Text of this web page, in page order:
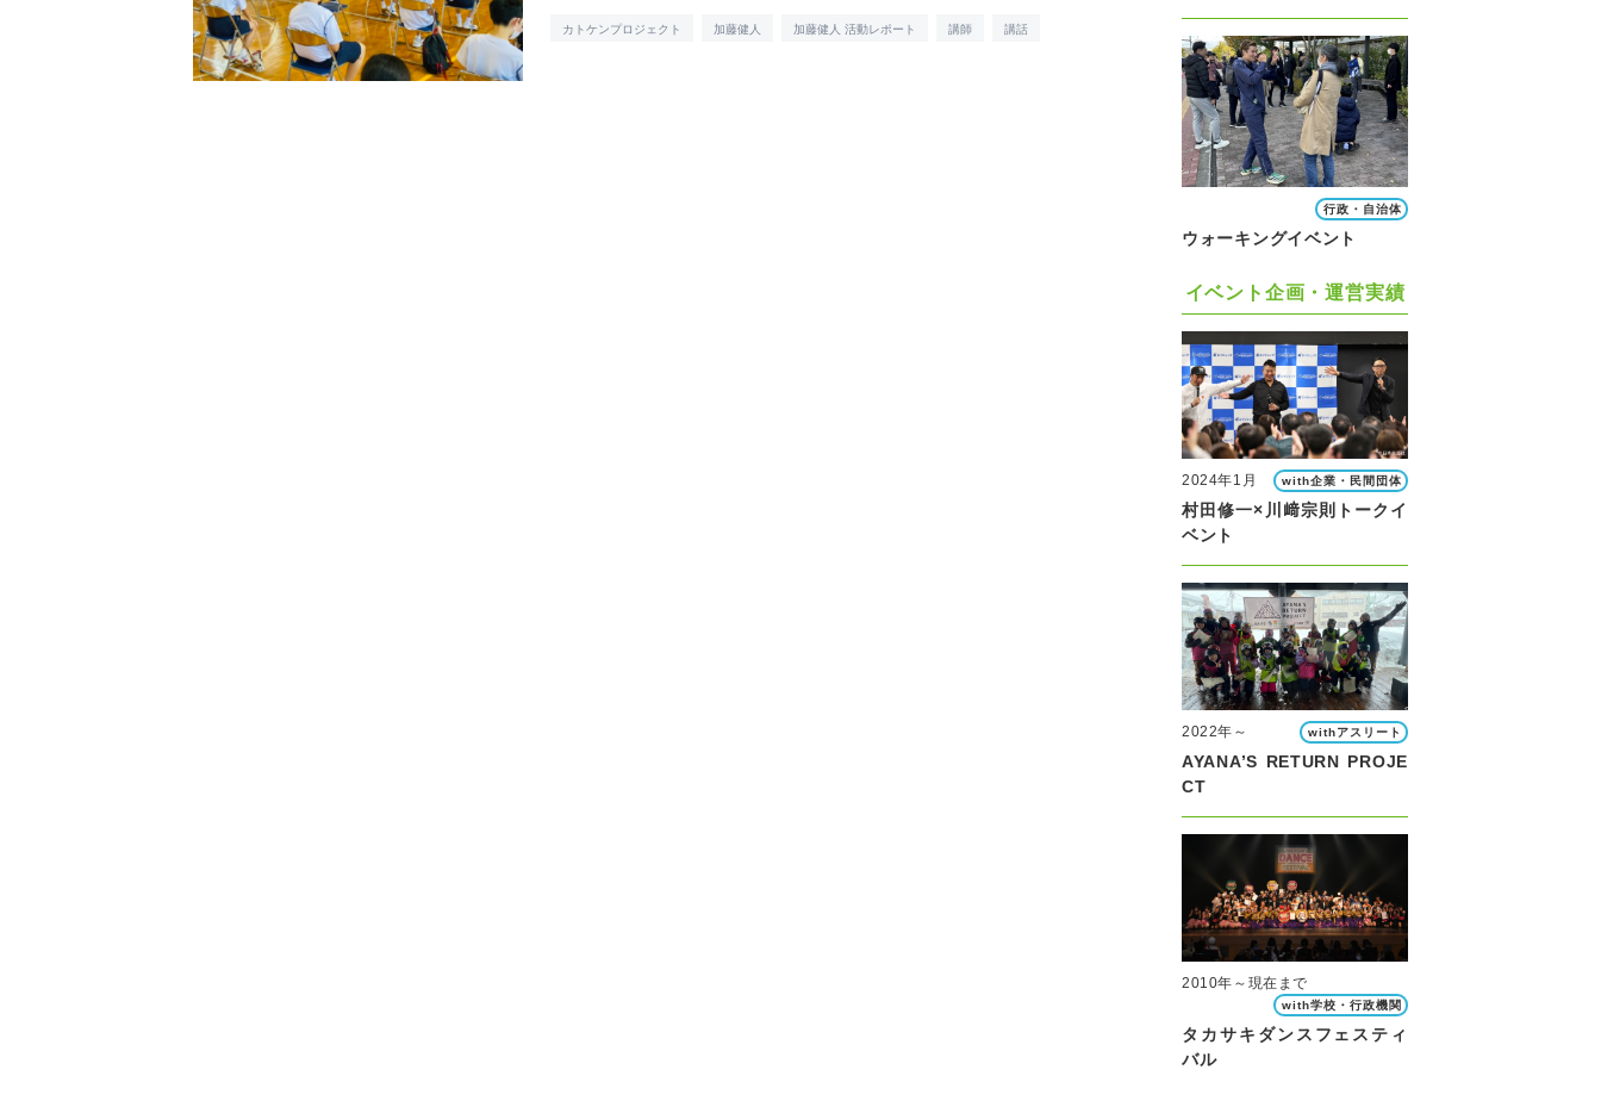
カトケンプロジェクト 加藤健人 加藤健人 活動レポート 講師 講話
行政・自治体
ウォーキングイベント
イベント企画・運営実績
2024年1月 with企業・民間団体
村田修一×川﨑宗則トークイ
ベント
2022年～ withアスリート
AYANA’S RETURN PROJE
CT
2010年～現在まで
with学校・行政機関
タカサキダンスフェスティ
バル